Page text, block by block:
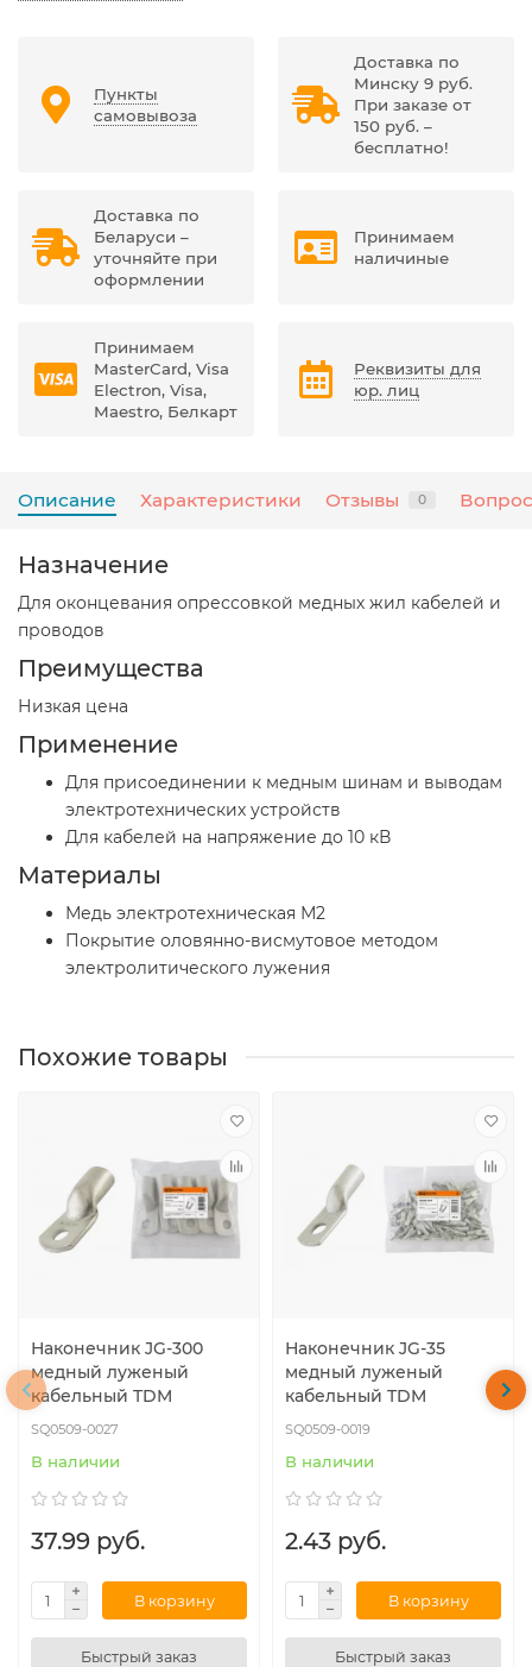
Пункты
самовывоза
Доставка по
Минску 9 руб.
При заказе от
150 руб. –
бесплатно!
Доставка по
Беларуси –
уточняйте при
оформлении
Принимаем
наличиные
Принимаем
MasterCard, Visa
Electron, Visa,
Maestro, Белкарт
Реквизиты для
юр. лиц
Описание Характеристики Отзывы 0
Назначение
Для оконцевания опрессовкой медных жил кабелей и
проводов
Преимущества
Низкая цена
Применение
Для присоединении к медным шинам и выводам
электротехнических устройств
Для кабелей на напряжение до 10 кВ
Материалы
Медь электротехническая М2
Покрытие оловянно-висмутовое методом
электролитического лужения
Похожие товары
Наконечник JG-300
медный луженый
кабельный TDM
SQ0509-0027
В наличии
37.99 руб.
В корзину
Быстрый заказ
Наконечник JG-35
медный луженый
кабельный TDM
SQ0509-0019
В наличии
2.43 руб.
В корзину
Быстрый заказ